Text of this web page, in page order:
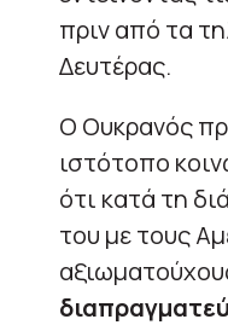
πριν από τα
Δευτέρας.
Ο Ουκρανός
ιστότοπο
ότι κατά τη
του με τους